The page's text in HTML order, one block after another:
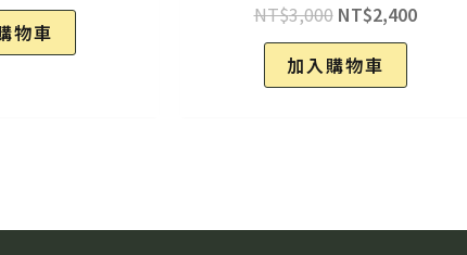
物車
NT$3,000 NT$2,400
加入購物車